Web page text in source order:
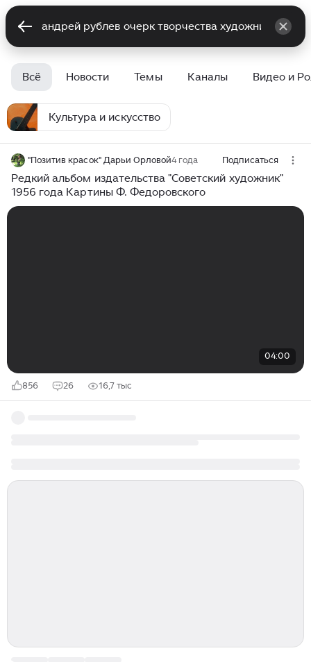
Всё Новости Темы Каналы Видео и
Культура и искусство
"Позитив красок" Дарьи Орловой4 года Подписаться
Редкий альбом издательства "Советский художник"
1956 года Картины Ф. Федоровского
04:00
856 26 16,7 тыс